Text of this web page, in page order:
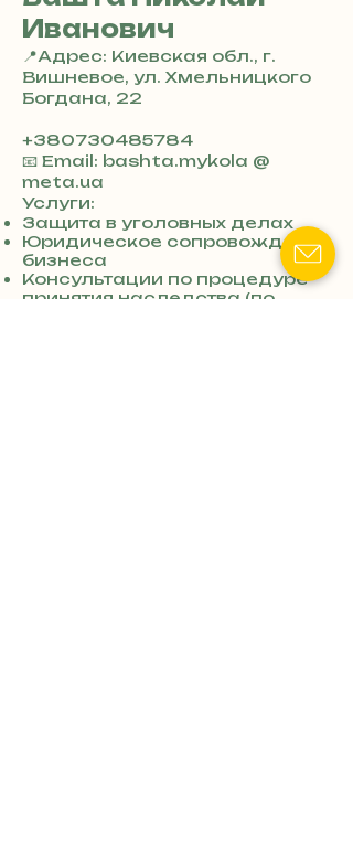
Иванович
📍Адрес: Киевская обл., г.
Вишневое, ул. Хмельницкого
Богдана, 22
+380730485784
📧 Email: bashta.mykola @
meta.ua
Услуги:
Защита в уголовных делах
Юридическое сопровождение
бизнеса
Консультации по процедуре
принятия наследства (по